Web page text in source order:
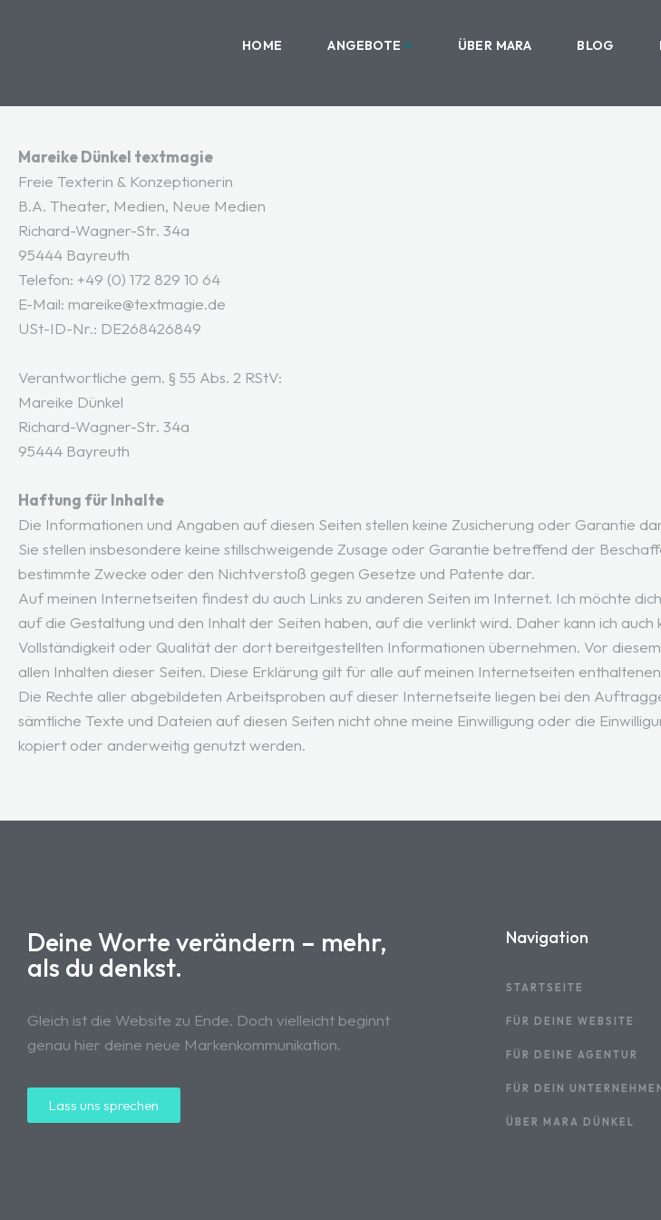
HOME ANGEBOTE ÜBER MARA BLOG
Mareike Dünkel textmagie
Freie Texterin & Konzeptionerin
B.A. Theater, Medien, Neue Medien
Richard-Wagner-Str. 34a
95444 Bayreuth
Telefon: +49 (0) 172 829 10 64
E-Mail: mareike@textmagie.de
USt-ID-Nr.: DE268426849
Verantwortliche gem. § 55 Abs. 2 RStV:
Mareike Dünkel
Richard-Wagner-Str. 34a
95444 Bayreuth
Haftung für Inhalte
Die Informationen und Angaben auf diesen Seiten stellen keine Zusicherung oder Garantie
Sie stellen insbesondere keine stillschweigende Zusage oder Garantie betreffend der
bestimmte Zwecke oder den Nichtverstoß gegen Gesetze und Patente dar.
Auf meinen Internetseiten findest du auch Links zu anderen Seiten im Internet. Ich möchte
auf die Gestaltung und den Inhalt der Seiten haben, auf die verlinkt wird. Daher kann ich
Vollständigkeit oder Qualität der dort bereitgestellten Informationen übernehmen. Vor
allen Inhalten dieser Seiten. Diese Erklärung gilt für alle auf meinen Internetseiten
Die Rechte aller abgebildeten Arbeitsproben auf dieser Internetseite liegen bei den
sämtliche Texte und Dateien auf diesen Seiten nicht ohne meine Einwilligung oder die
kopiert oder anderweitig genutzt werden.
Deine Worte verändern – mehr,
als du denkst.
Gleich ist die Website zu Ende. Doch vielleicht beginnt
genau hier deine neue Markenkommunikation.
Lass uns sprechen
Navigation
STARTSEITE
FÜR DEINE WEBSITE
FÜR DEINE AGENTUR
FÜR DEIN UNTERNEHMEN
ÜBER MARA DÜNKEL